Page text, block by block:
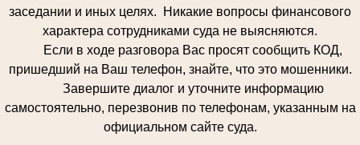
заседании и иных целях. Никакие вопросы финансового
характера сотрудниками суда не выясняются.
Если в ходе разговора Вас просят сообщить КОД,
пришедший на Ваш телефон, знайте, что это мошенники.
Завершите диалог и уточните информацию
самостоятельно, перезвонив по телефонам, указанным на
официальном сайте суда.